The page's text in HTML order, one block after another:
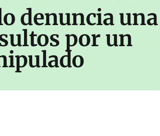
denuncia una
por un